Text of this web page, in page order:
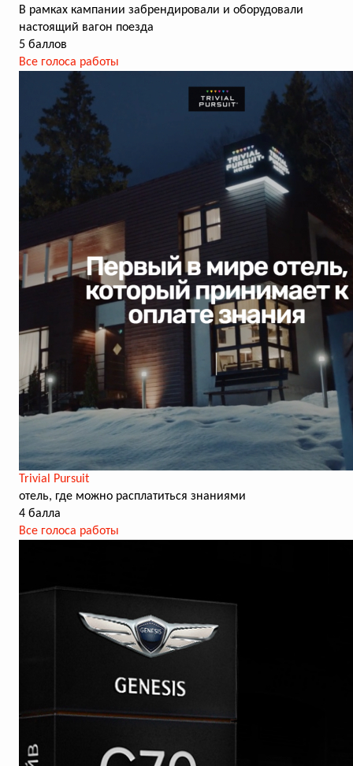
В рамках кампании забрендировали и оборудовали
настоящий вагон поезда
5 баллов
Все голоса работы
Trivial Pursuit
отель, где можно расплатиться знаниями
4 балла
Все голоса работы